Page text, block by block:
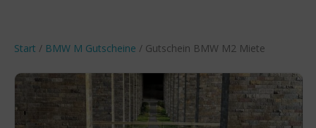
Start / BMW M Gutscheine / Gutschein BMW M2 Miete